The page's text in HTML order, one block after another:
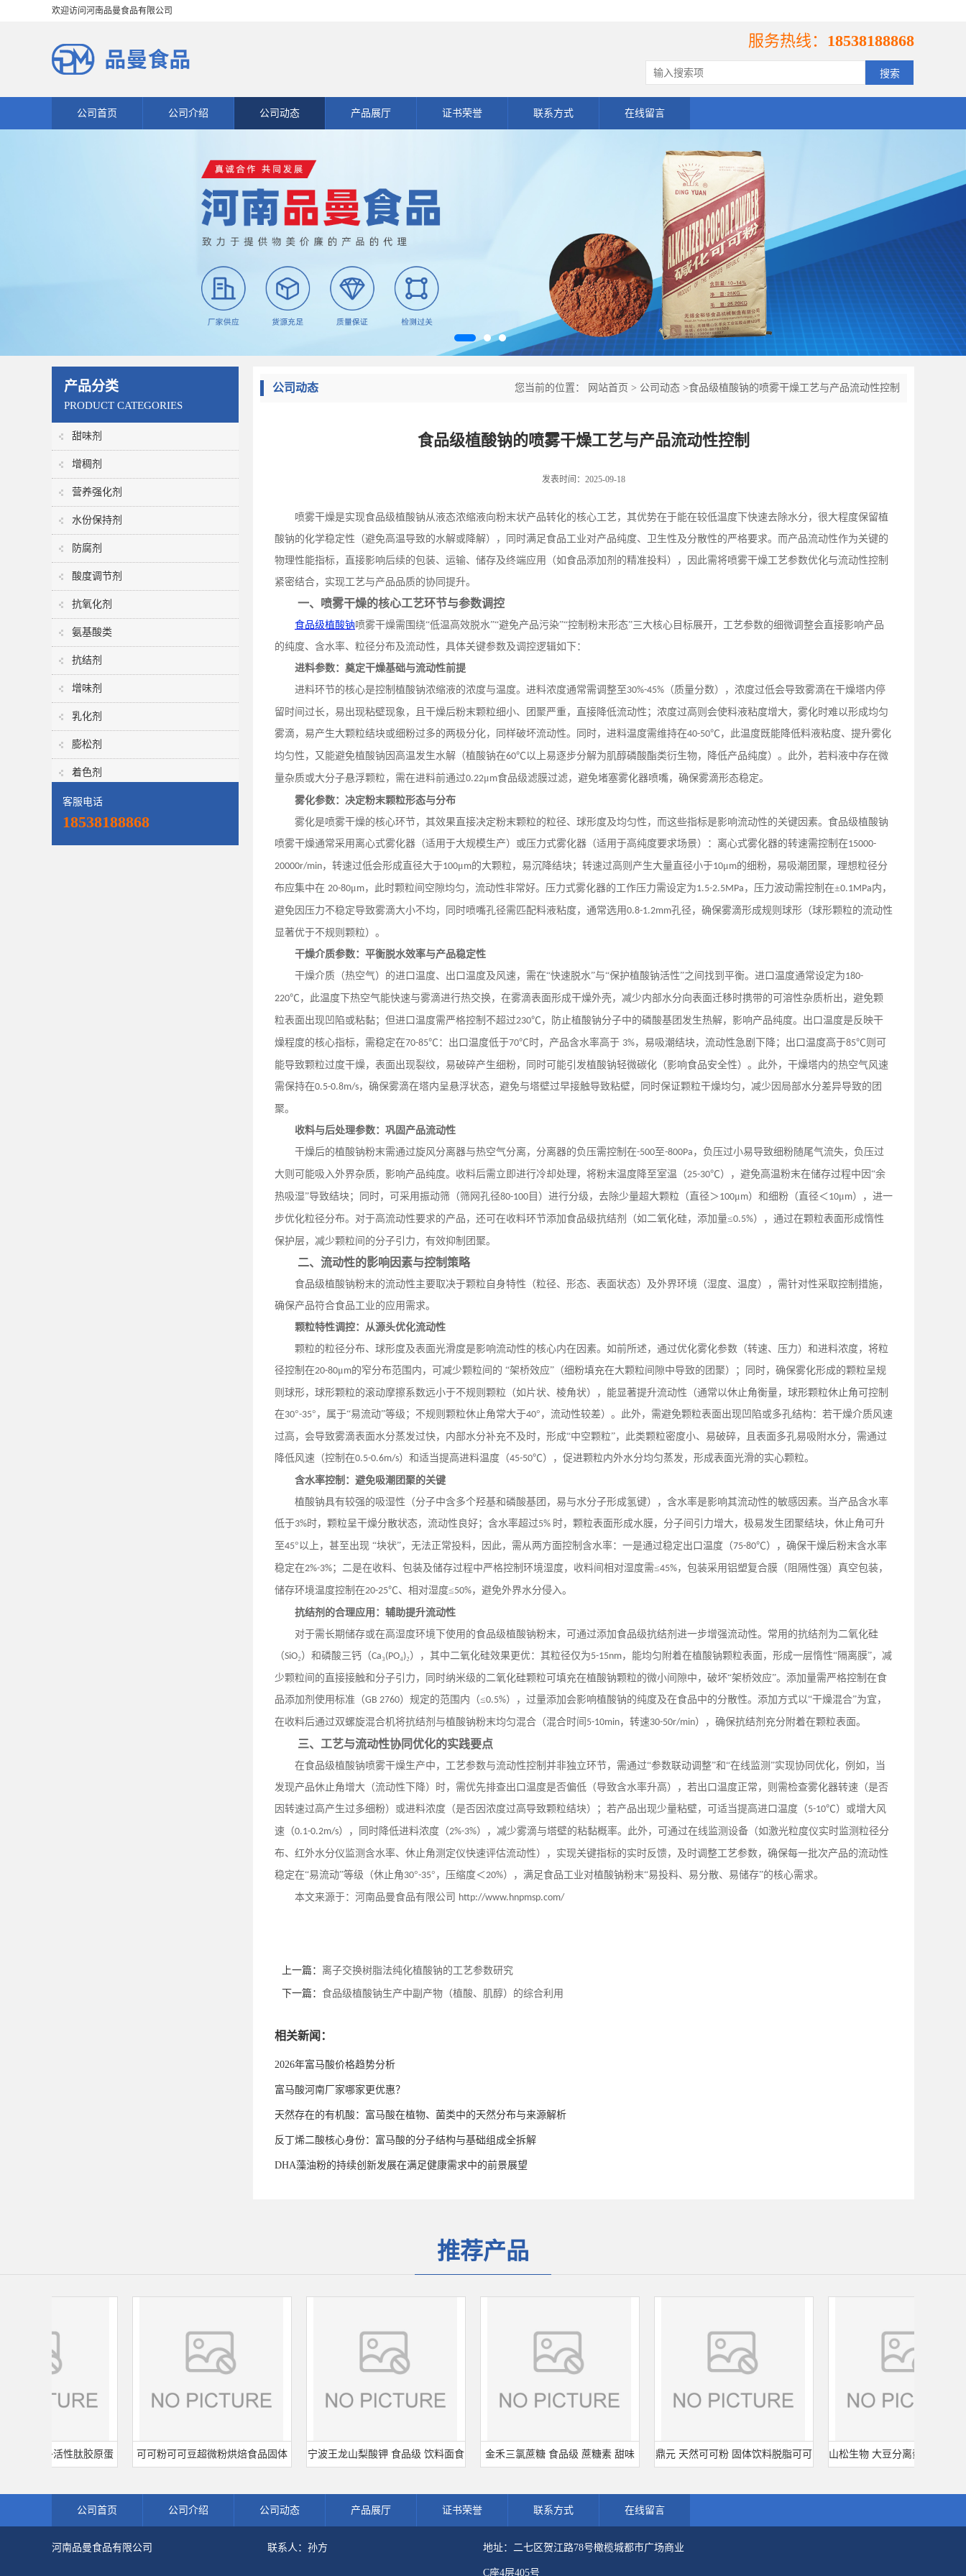
欢迎访问河南品曼食品有限公司
服务热线： 18538188868
公司首页 公司介绍 公司动态 产品展厅 证书荣誉 联系方式 在线留言
产品分类
PRODUCT CATEGORIES
甜味剂
增稠剂
营养强化剂
水份保持剂
防腐剂
酸度调节剂
抗氧化剂
氨基酸类
抗结剂
增味剂
乳化剂
膨松剂
着色剂
客服电话
18538188868
公司动态 您当前的位置： 网站首页 > 公司动态 >食品级植酸钠的喷雾干燥工艺与产品流动性控制
食品级植酸钠的喷雾干燥工艺与产品流动性控制
发表时间：2025-09-18
喷雾干燥是实现食品级植酸钠从液态浓缩液向粉末状产品转化的核心工艺，其优势在于能在较低温度下快速去除水分，很大程度保留植
酸钠的化学稳定性（避免高温导致的水解或降解），同时满足食品工业对产品纯度、卫生性及分散性的严格要求。而产品流动性作为关键的
物理性能指标，直接影响后续的包装、运输、储存及终端应用（如食品添加剂的精准投料），因此需将喷雾干燥工艺参数优化与流动性控制
紧密结合，实现工艺与产品品质的协同提升。
一、喷雾干燥的核心工艺环节与参数调控
食品级植酸钠喷雾干燥需围绕“低温高效脱水”“避免产品污染”“控制粉末形态”三大核心目标展开，工艺参数的细微调整会直接影响产品
的纯度、含水率、粒径分布及流动性，具体关键参数及调控逻辑如下：
进料参数：奠定干燥基础与流动性前提
进料环节的核心是控制植酸钠浓缩液的浓度与温度。进料浓度通常需调整至30%-45% （质量分数），浓度过低会导致雾滴在干燥塔内停
留时间过长，易出现粘壁现象，且干燥后粉末颗粒细小、团聚严重，直接降低流动性；浓度过高则会使料液粘度增大，雾化时难以形成均匀
雾滴，易产生大颗粒结块或细粉过多的两极分化，同样破坏流动性。同时，进料温度需维持在40-50℃，此温度既能降低料液粘度、提升雾化
均匀性，又能避免植酸钠因高温发生水解（植酸钠在60℃以上易逐步分解为肌醇磷酸酯类衍生物，降低产品纯度）。此外，若料液中存在微
量杂质或大分子悬浮颗粒，需在进料前通过0.22μm食品级滤膜过滤，避免堵塞雾化器喷嘴，确保雾滴形态稳定。
雾化参数：决定粉末颗粒形态与分布
雾化是喷雾干燥的核心环节，其效果直接决定粉末颗粒的粒径、球形度及均匀性，而这些指标是影响流动性的关键因素。食品级植酸钠
喷雾干燥通常采用离心式雾化器（适用于大规模生产）或压力式雾化器（适用于高纯度要求场景）：离心式雾化器的转速需控制在15000-
20000r/min，转速过低会形成直径大于100μm的大颗粒，易沉降结块；转速过高则产生大量直径小于10μm的细粉，易吸潮团聚，理想粒径分
布应集中在 20-80μm，此时颗粒间空隙均匀，流动性非常好。压力式雾化器的工作压力需设定为1.5-2.5MPa ，压力波动需控制在±0.1MPa内，
避免因压力不稳定导致雾滴大小不均，同时喷嘴孔径需匹配料液粘度，通常选用0.8-1.2mm孔径，确保雾滴形成规则球形（球形颗粒的流动性
显著优于不规则颗粒）。
干燥介质参数：平衡脱水效率与产品稳定性
干燥介质（热空气）的进口温度、出口温度及风速，需在“快速脱水”与“保护植酸钠活性”之间找到平衡。进口温度通常设定为180-
220℃，此温度下热空气能快速与雾滴进行热交换，在雾滴表面形成干燥外壳，减少内部水分向表面迁移时携带的可溶性杂质析出，避免颗
粒表面出现凹陷或粘黏；但进口温度需严格控制不超过230℃，防止植酸钠分子中的磷酸基团发生热解，影响产品纯度。出口温度是反映干
燥程度的核心指标，需稳定在70-85℃：出口温度低于70℃时，产品含水率高于 3%，易吸潮结块，流动性急剧下降；出口温度高于85℃则可
能导致颗粒过度干燥，表面出现裂纹，易破碎产生细粉，同时可能引发植酸钠轻微碳化（影响食品安全性）。此外，干燥塔内的热空气风速
需保持在0.5-0.8m/s，确保雾滴在塔内呈悬浮状态，避免与塔壁过早接触导致粘壁，同时保证颗粒干燥均匀，减少因局部水分差异导致的团
聚。
收料与后处理参数：巩固产品流动性
干燥后的植酸钠粉末需通过旋风分离器与热空气分离，分离器的负压需控制在-500至-800Pa ，负压过小易导致细粉随尾气流失，负压过
大则可能吸入外界杂质，影响产品纯度。收料后需立即进行冷却处理，将粉末温度降至室温（25-30℃），避免高温粉末在储存过程中因“余
热吸湿”导致结块；同时，可采用振动筛（筛网孔径80-100 目）进行分级，去除少量超大颗粒（直径＞100μm）和细粉（直径＜10μm），进一
步优化粒径分布。对于高流动性要求的产品，还可在收料环节添加食品级抗结剂（如二氧化硅，添加量≤0.5%），通过在颗粒表面形成惰性
保护层，减少颗粒间的分子引力，有效抑制团聚。
二、流动性的影响因素与控制策略
食品级植酸钠粉末的流动性主要取决于颗粒自身特性（粒径、形态、表面状态）及外界环境（湿度、温度），需针对性采取控制措施，
确保产品符合食品工业的应用需求。
颗粒特性调控：从源头优化流动性
颗粒的粒径分布、球形度及表面光滑度是影响流动性的核心内在因素。如前所述，通过优化雾化参数（转速、压力）和进料浓度，将粒
径控制在20-80μm的窄分布范围内，可减少颗粒间的 “架桥效应”（细粉填充在大颗粒间隙中导致的团聚）；同时，确保雾化形成的颗粒呈规
则球形，球形颗粒的滚动摩擦系数远小于不规则颗粒（如片状、棱角状），能显著提升流动性（通常以休止角衡量，球形颗粒休止角可控制
在30°-35°，属于“易流动”等级；不规则颗粒休止角常大于40°，流动性较差）。此外，需避免颗粒表面出现凹陷或多孔结构：若干燥介质风速
过高，会导致雾滴表面水分蒸发过快，内部水分补充不及时，形成“中空颗粒”，此类颗粒密度小、易破碎，且表面多孔易吸附水分，需通过
降低风速（控制在0.5-0.6m/s）和适当提高进料温度（45-50℃），促进颗粒内外水分均匀蒸发，形成表面光滑的实心颗粒。
含水率控制：避免吸潮团聚的关键
植酸钠具有较强的吸湿性（分子中含多个羟基和磷酸基团，易与水分子形成氢键），含水率是影响其流动性的敏感因素。当产品含水率
低于3%时，颗粒呈干燥分散状态，流动性良好；含水率超过5% 时，颗粒表面形成水膜，分子间引力增大，极易发生团聚结块，休止角可升
至45°以上，甚至出现 “块状”，无法正常投料，因此，需从两方面控制含水率：一是通过稳定出口温度（75-80℃），确保干燥后粉末含水率
稳定在2%-3%；二是在收料、包装及储存过程中严格控制环境湿度，收料间相对湿度需≤45%，包装采用铝塑复合膜（阻隔性强）真空包装，
储存环境温度控制在20-25℃、相对湿度≤50%，避免外界水分侵入。
抗结剂的合理应用：辅助提升流动性
对于需长期储存或在高湿度环境下使用的食品级植酸钠粉末，可通过添加食品级抗结剂进一步增强流动性。常用的抗结剂为二氧化硅
（SiO₂）和磷酸三钙（Ca₃(PO₄)₂），其中二氧化硅效果更优：其粒径仅为5-15nm，能均匀附着在植酸钠颗粒表面，形成一层惰性“隔离膜”，减
少颗粒间的直接接触和分子引力，同时纳米级的二氧化硅颗粒可填充在植酸钠颗粒的微小间隙中，破坏“架桥效应”。添加量需严格控制在食
品添加剂使用标准（GB 2760）规定的范围内（≤0.5%），过量添加会影响植酸钠的纯度及在食品中的分散性。添加方式以“干燥混合”为宜，
在收料后通过双螺旋混合机将抗结剂与植酸钠粉末均匀混合（混合时间 5-10min，转速30-50r/min），确保抗结剂充分附着在颗粒表面。
三、工艺与流动性协同优化的实践要点
在食品级植酸钠喷雾干燥生产中，工艺参数与流动性控制并非独立环节，需通过“参数联动调整”和“在线监测”实现协同优化，例如，当
发现产品休止角增大（流动性下降）时，需优先排查出口温度是否偏低（导致含水率升高），若出口温度正常，则需检查雾化器转速（是否
因转速过高产生过多细粉）或进料浓度（是否因浓度过高导致颗粒结块）；若产品出现少量粘壁，可适当提高进口温度（5-10℃）或增大风
速（0.1-0.2m/s），同时降低进料浓度（2%-3%），减少雾滴与塔壁的粘黏概率。此外，可通过在线监测设备（如激光粒度仪实时监测粒径分
布、红外水分仪监测含水率、休止角测定仪快速评估流动性），实现关键指标的实时反馈，及时调整工艺参数，确保每一批次产品的流动性
稳定在“易流动”等级（休止角30°-35°，压缩度＜20%），满足食品工业对植酸钠粉末“易投料、易分散、易储存”的核心需求。
本文来源于：河南品曼食品有限公司 http://www.hnpmsp.com/
上一篇： 离子交换树脂法纯化植酸钠的工艺参数研究
下一篇： 食品级植酸钠生产中副产物（植酸、肌醇）的综合利用
相关新闻：
2026年富马酸价格趋势分析
富马酸河南厂家哪家更优惠？
天然存在的有机酸：富马酸在植物、菌类中的天然分布与来源解析
反丁烯二酸核心身份：富马酸的分子结构与基础组成全拆解
DHA藻油粉的持续创新发展在满足健康需求中的前景展望
推荐产品
分子活性肽胶原蛋 可可粉可可豆超微粉烘焙食品固体 宁波王龙山梨酸钾 食品级 饮料面食 金禾三氯蔗糖 食品级 蔗糖素 甜味 鼎元 天然可可粉 固体饮料脱脂可可 山松生物 大豆分离蛋白 SD-100凝胶
公司首页 公司介绍 公司动态 产品展厅 证书荣誉 联系方式 在线留言
河南品曼食品有限公司 联系人：孙方 地址：二七区贺江路78号橄榄城都市广场商业
C座4层405号